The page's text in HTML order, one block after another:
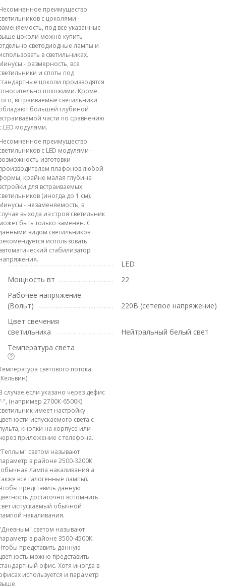
преимущество
с цоколями -
под все указанные
цоколи можно купить
светодиодные лампы и
в светильниках.
- размерность, все
и споты под
цоколи производятся
похожими. Кроме
встраиваемые светильники
большей глубиной
части по сравнению
LED модулями.
преимущество
с LED модулями -
изготовки
плафонов любой
крайне малая глубина
для встраиваемых
(иногда до 1 см).
- незаменяемость, в
выхода из строя светильник
быть только заменен. С
видом светильников
использовать
стабилизатор
LED
Мощность вт
22
Рабочее напряжение
(Вольт)
220В (сетевое напряжение)
Цвет свечения
светильника
Нейтральный белый свет
Температура света
светового потока
случае если указано через дефис
", (например 2700К-6500К)
имеет настройку
испускаемого света с
кнопки на корпусе или
приложение с телефона.
светом называют
в районе 2500-3200К
лампа накаливания а
все галогенные лампы).
представить данную
достаточно вспомнить
испускаемый обычной
накаливания.
светом называют
в районе 3500-4500К.
представить данную
можно представить
офис. Хотя иногда в
используется и параметр